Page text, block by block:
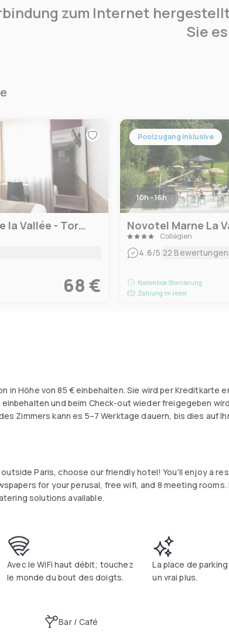
zum Internet
Sie
Brit Hotel Codalysa Marne la Vallée - Torcy
68 €
Poolzugang inklusive
10h - 16h
Novotel Marne La
Collégien
4.6/5|22 Bewertungen
Kostenlose Stornierung
Zahlung im Hotel
in Höhe von85 €einbehalten. Sie wird per Kreditkarte
und beim Check-out wieder freigegeben
Zimmers kann es 5–7 Werktage dauern, bis dies auf
Paris, choose our friendly hotel! You'll enjoy a
for your perusal, free wifi, and 8 meeting rooms.
solutions available.
Avec le WiFi haut débit; touchez
le monde du bout des doigts.
La place de
un vrai plus.
Bar / Café